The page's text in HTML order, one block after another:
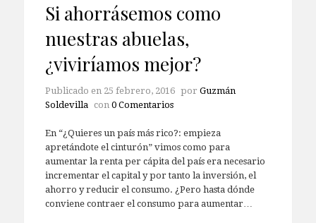
Si ahorrásemos como
nuestras abuelas,
¿viviríamos mejor?
Publicado en 25 febrero, 2016 por Guzmán
Soldevilla
con 0 Comentarios
En “¿Quieres un país más rico?: empieza
apretándote el cinturón” vimos como para
aumentar la renta per cápita del país era necesario
incrementar el capital y por tanto la inversión, el
ahorro y reducir el consumo. ¿Pero hasta dónde
conviene contraer el consumo para aumentar…